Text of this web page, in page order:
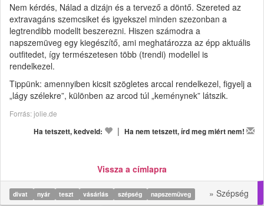
Nem kérdés, Nálad a dizájn és a tervező a döntő. Szereted az
extravagáns szemcsiket és igyekszel minden szezonban a
legtrendibb modellt beszerezni. Hiszen számodra a
napszemüveg egy kiegészítő, ami meghatározza az épp aktuális
outfitedet, így természetesen több (trendi) modellel is
rendelkezel.
Tippünk: amennyiben kicsit szögletes arccal rendelkezel, figyelj a
„lágy szélekre”, különben az arcod túl „keménynek” látszik.
Forrás: jolie.de
Ha tetszett, kedveld:
| Ha nem tetszett, írd meg miért nem!
Vissza a címlapra
divat nyár teszt vásárlás szépség napszemüveg » Szépség